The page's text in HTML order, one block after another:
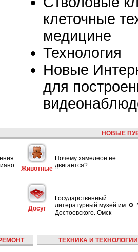
клеточные
медицине
Технология
Новые
для
НОВЫЕ
Животные
Почему хамелеон не
двигается?
Досуг
Государственный
литературный музей им. Ф.
Достоевского. Омск
ТЕХНИКА И ТЕХНОЛОГИИ